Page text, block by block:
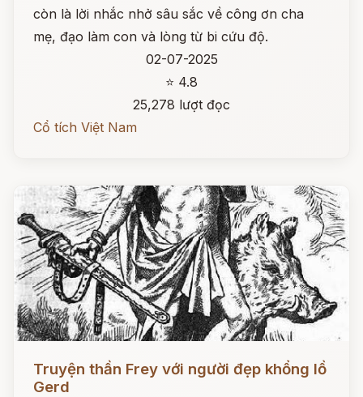
còn là lời nhắc nhở sâu sắc về công ơn cha
mẹ, đạo làm con và lòng từ bi cứu độ.
02-07-2025
⭐ 4.8
25,278 lượt đọc
Cổ tích Việt Nam
Truyện thần Frey với người đẹp khổng lồ
Gerd